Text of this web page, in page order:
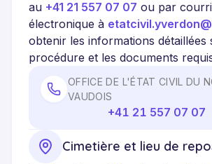
au +41 21 557 07 07 ou par
électronique à
obtenir les informations détaillées
procédure et les documents
OFFICE DE L'ÉTAT CIVIL DU
VAUDOIS
+41 21 557 07 07
Cimetière et lieu de